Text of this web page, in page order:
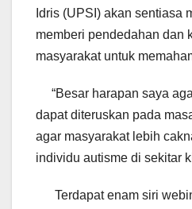
Idris (UPSI) akan sentiasa
memberi pendedahan dan
masyarakat untuk
“Besar harapan saya
dapat diteruskan pada
agar masyarakat lebih
individu autisme di sekitar
Terdapat enam siri